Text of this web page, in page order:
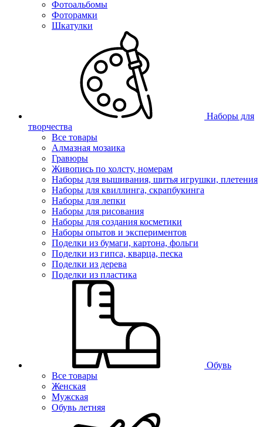
Фотоальбомы
Фоторамки
Шкатулки
Наборы для
творчества
Все товары
Алмазная мозаика
Гравюры
Живопись по холсту, номерам
Наборы для вышивания, шитья игрушки, плетения
Наборы для квиллинга, скрапбукинга
Наборы для лепки
Наборы для рисования
Наборы для создания косметики
Наборы опытов и экспериментов
Поделки из бумаги, картона, фольги
Поделки из гипса, кварца, песка
Поделки из дерева
Поделки из пластика
Обувь
Все товары
Женская
Мужская
Обувь летняя